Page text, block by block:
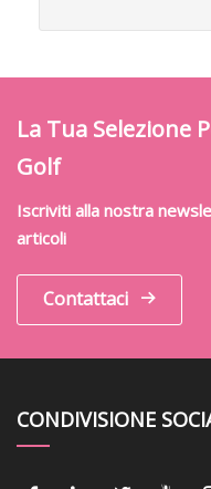
La Tua Selezione
Golf
Iscriviti alla nostra
articoli
Contattaci
CONDIVISIONE